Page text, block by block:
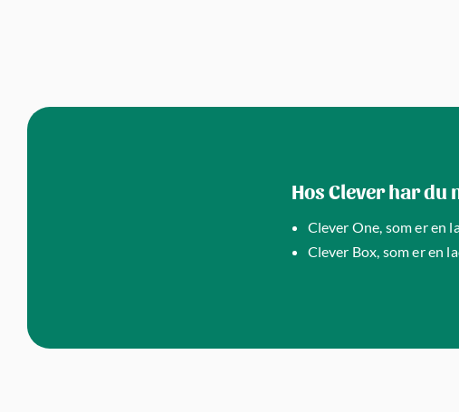
Hos Clever har
Clever One, som er en
Clever Box, som er en